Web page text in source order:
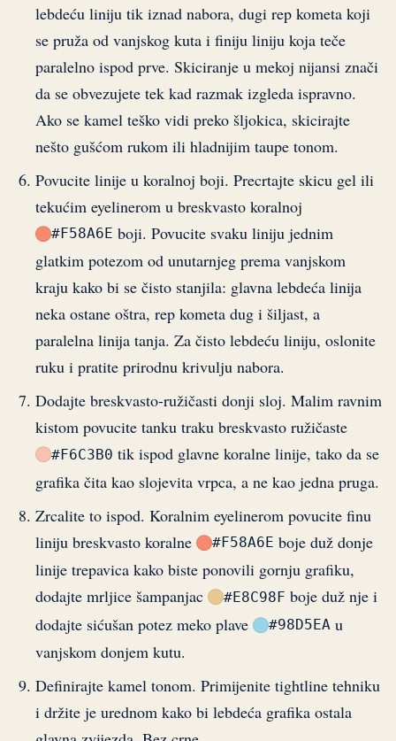
lebdeću liniju tik iznad nabora, dugi rep kometa koji
se pruža od vanjskog kuta i finiju liniju koja teče
paralelno ispod prve. Skiciranje u mekoj nijansi znači
da se obvezujete tek kad razmak izgleda ispravno.
Ako se kamel teško vidi preko šljokica, skicirajte
nešto gušćom rukom ili hladnijim taupe tonom.
Povucite linije u koralnoj boji. Precrtajte skicu gel ili
tekućim eyelinerom u breskvasto koralnoj
#F58A6E boji. Povucite svaku liniju jednim
glatkim potezom od unutarnjeg prema vanjskom
kraju kako bi se čisto stanjila: glavna lebdeća linija
neka ostane oštra, rep kometa dug i šiljast, a
paralelna linija tanja. Za čisto lebdeću liniju, oslonite
ruku i pratite prirodnu krivulju nabora.
Dodajte breskvasto-ružičasti donji sloj. Malim ravnim
kistom povucite tanku traku breskvasto ružičaste
#F6C3B0 tik ispod glavne koralne linije, tako da se
grafika čita kao slojevita vrpca, a ne kao jedna pruga.
Zrcalite to ispod. Koralnim eyelinerom povucite finu
liniju breskvasto koralne
#F58A6E boje duž donje
linije trepavica kako biste ponovili gornju grafiku,
dodajte mrljice šampanjac
#E8C98F boje duž nje i
dodajte sićušan potez meko plave
#98D5EA u
vanjskom donjem kutu.
Definirajte kamel tonom. Primijenite tightline tehniku
i držite je urednom kako bi lebdeća grafika ostala